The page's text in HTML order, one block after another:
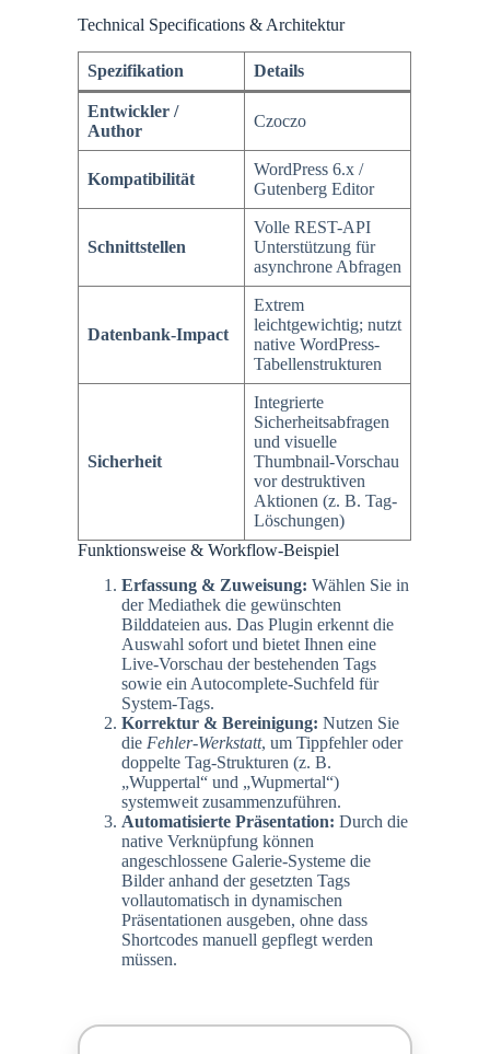
Technical Specifications & Architektur
Spezifikation Details
Entwickler /
Author
Czoczo
Kompatibilität
WordPress 6.x /
Gutenberg Editor
Schnittstellen
Volle REST-API
Unterstützung für
asynchrone Abfragen
Datenbank-Impact
Extrem
leichtgewichtig; nutzt
native WordPress-
Tabellenstrukturen
Sicherheit
Integrierte
Sicherheitsabfragen
und visuelle
Thumbnail-Vorschau
vor destruktiven
Aktionen (z. B. Tag-
Löschungen)
Funktionsweise & Workflow-Beispiel
Erfassung & Zuweisung: Wählen Sie in
der Mediathek die gewünschten
Bilddateien aus. Das Plugin erkennt die
Auswahl sofort und bietet Ihnen eine
Live-Vorschau der bestehenden Tags
sowie ein Autocomplete-Suchfeld für
System-Tags.
Korrektur & Bereinigung: Nutzen Sie
die Fehler-Werkstatt, um Tippfehler oder
doppelte Tag-Strukturen (z. B.
„Wuppertal“ und „Wupmertal“)
systemweit zusammenzuführen.
Automatisierte Präsentation: Durch die
native Verknüpfung können
angeschlossene Galerie-Systeme die
Bilder anhand der gesetzten Tags
vollautomatisch in dynamischen
Präsentationen ausgeben, ohne dass
Shortcodes manuell gepflegt werden
müssen.